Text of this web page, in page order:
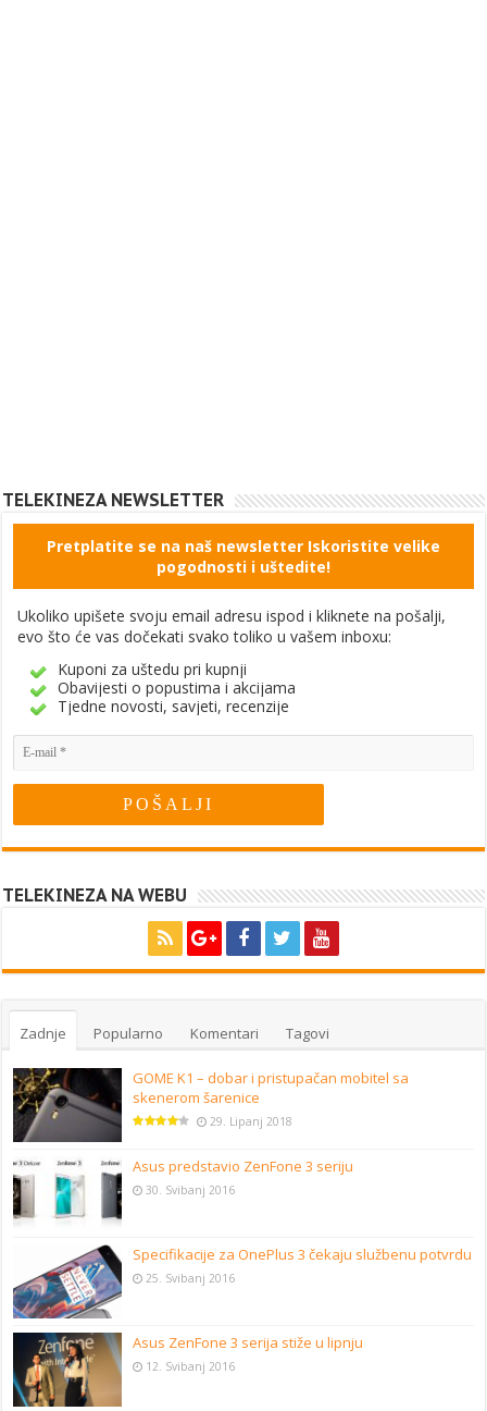
TELEKINEZA NEWSLETTER
Pretplatite se na naš newsletter Iskoristite velike
pogodnosti i uštedite!
Ukoliko upišete svoju email adresu ispod i kliknete na pošalji,
evo što će vas dočekati svako toliko u vašem inboxu:
Kuponi za uštedu pri kupnji
Obavijesti o popustima i akcijama
Tjedne novosti, savjeti, recenzije
TELEKINEZA NA WEBU
Zadnje Popularno Komentari Tagovi
GOME K1 – dobar i pristupačan mobitel sa
skenerom šarenice
29. Lipanj 2018
Asus predstavio ZenFone 3 seriju
30. Svibanj 2016
Specifikacije za OnePlus 3 čekaju službenu potvrdu
25. Svibanj 2016
Asus ZenFone 3 serija stiže u lipnju
12. Svibanj 2016